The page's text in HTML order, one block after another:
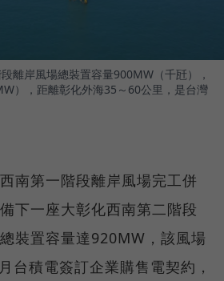
離岸風場總裝置容量900MW（千瓩），
），距離彰化外海35～60公里，是台灣
南第一階段離岸風場完工併
下一座大彰化西南第二階段
裝置容量達920MW，該風場
台積電簽訂企業購售電契約，